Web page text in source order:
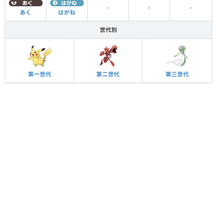
あく はがね
- - -
世代別
第一世代 第二世代 第三世代